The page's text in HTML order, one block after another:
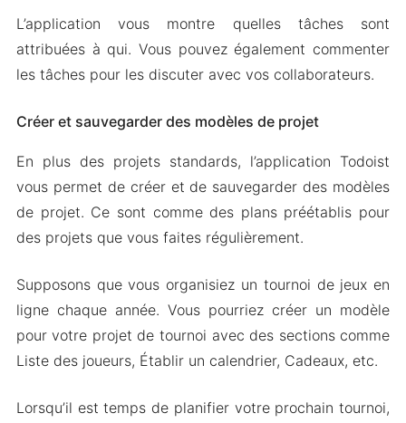
L’application vous montre quelles tâches sont
attribuées à qui. Vous pouvez également commenter
les tâches pour les discuter avec vos collaborateurs.
Créer et sauvegarder des modèles de projet
En plus des projets standards, l’application Todoist
vous permet de créer et de sauvegarder des modèles
de projet. Ce sont comme des plans préétablis pour
des projets que vous faites régulièrement.
Supposons que vous organisiez un tournoi de jeux en
ligne chaque année. Vous pourriez créer un modèle
pour votre projet de tournoi avec des sections comme
Liste des joueurs, Établir un calendrier, Cadeaux, etc.
Lorsqu’il est temps de planifier votre prochain tournoi,